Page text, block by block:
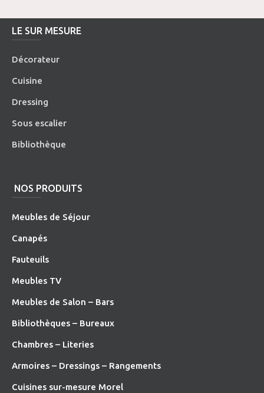
LE SUR MESURE
Décorateur
Cuisine
Dressing
Sous escalier
Bibliothèque
NOS PRODUITS
Meubles de Séjour
Canapés
Fauteuils
Meubles TV
Meubles de Salon – Bars
Bibliothèques – Bureaux
Chambres – Literies
Armoires – Dressings – Rangements
Cuisines sur-mesure Morel